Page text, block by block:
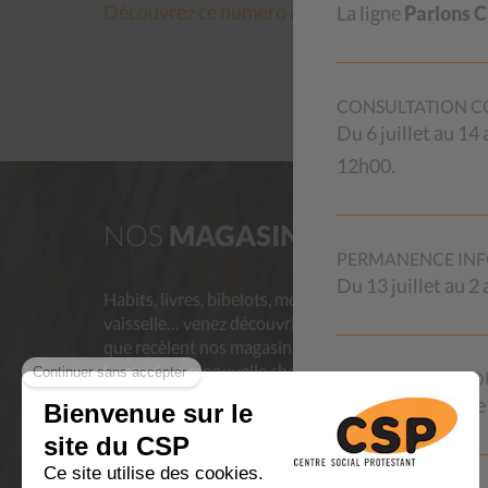
Découvrez ce numéro en ligne.
NOS MAGASINS
Habits, livres, bibelots, meubles,
vaisselle… venez découvrir les trésors
que recèlent nos magasins d’occasion !
Le stock se renouvelle chaque jour.
aider des personnes en difficulté et
vous donnez une deuxième vie aux
objets, luttant ainsi contre le
Les
et de ses
à toute
proposés.
La ligne Parlons
CONSULTATION
Du 6 juillet au 14
12h00.
PERMANENCE
Du 13 juillet au 2
RIVIERA POUR
Fermeture la